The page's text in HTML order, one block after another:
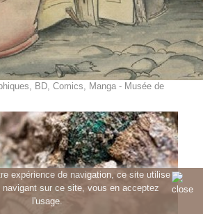
expérience de navigation, ce site utilise
sur ce site, vous en acceptez
l'usage.
BD, Comics, Manga - Musée de